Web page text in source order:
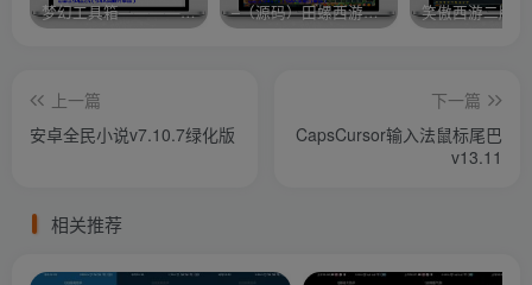
梦幻工具箱————-免费 –（源码）田螺西游9.0 假人摆摊18门派飞升渡劫化圣助战最新BB谛听…. 笑傲西游二版-
上一篇
安卓全民小说v7.10.7绿化版
下一篇
CapsCursor输入法鼠标尾巴
v13.11
相关推荐